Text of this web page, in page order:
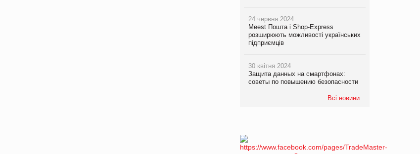
24 червня 2024
Meest Пошта і Shop-Express
розширюють можливості українських
підприємців
30 квітня 2024
Защита данных на смартфонах:
советы по повышению безопасности
Всі новини